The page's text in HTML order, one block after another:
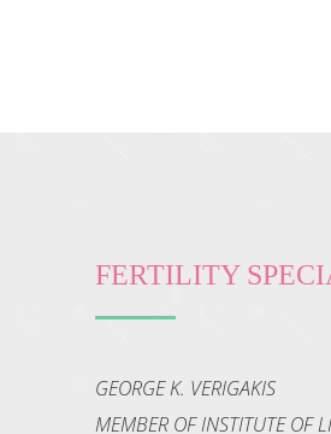
FERTILITY
GEORGE K. VERIGAKIS
MEMBER OF INSTITUTE OF